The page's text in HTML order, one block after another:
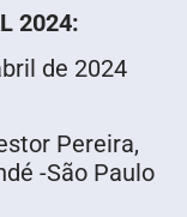
2024:
de 2024
Pereira,
-São Paulo